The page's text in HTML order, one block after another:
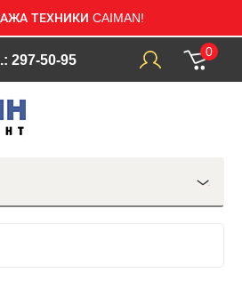
ТЕХНИКИ CAIMAN!
297-50-95
0